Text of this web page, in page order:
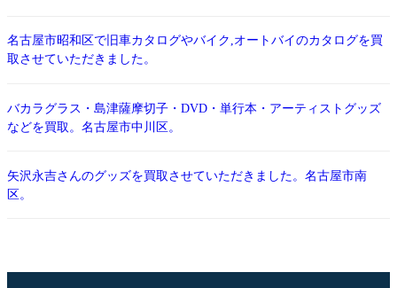
名古屋市昭和区で旧車カタログやバイク,オートバイのカタログを買
取させていただきました。
バカラグラス・島津薩摩切子・DVD・単行本・アーティストグッズ
などを買取。名古屋市中川区。
矢沢永吉さんのグッズを買取させていただきました。名古屋市南
区。